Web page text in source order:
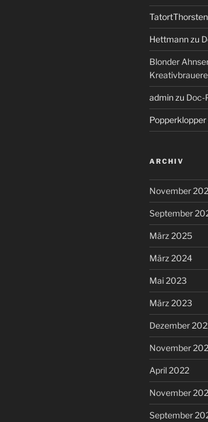
TatortThorsten
Hettmannzu
Blonder
adminzu Doc-
Popperklopper
ARCHIV
November
September
März 2025
März 2024
Mai 2023
März 2023
Dezember
November
April 2022
November
September